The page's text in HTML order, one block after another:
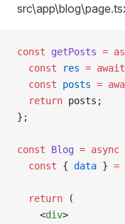
const getPosts =
  const
res = await
  const
posts =
  return
posts;
};
const Blog = async
  const
{ data } =
  return
(
    <
div>